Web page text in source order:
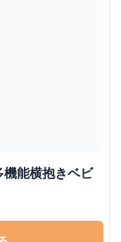
能横抱きベビ